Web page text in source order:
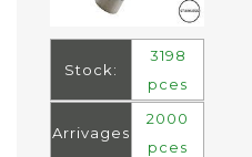
Stock:
3198
pces
Arrivages
2000
pces